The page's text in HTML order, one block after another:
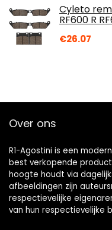
Cyleto
RF600 R
€26.07
Over ons
R1-Agostini is een
best verkopende
hoogte houdt via
afbeeldingen zijn
respectievelijke
van hun respectievelijke